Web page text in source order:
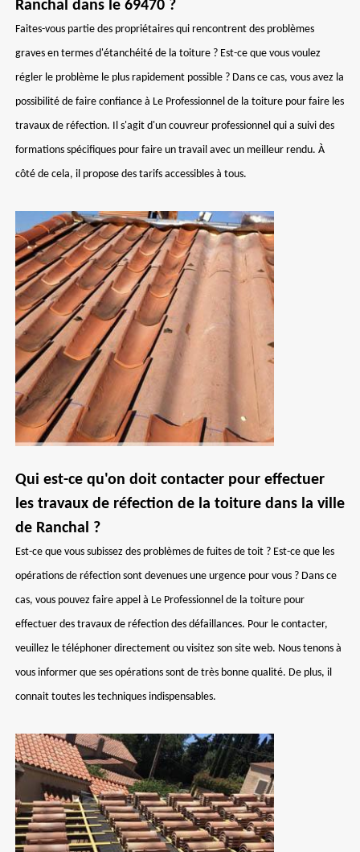
Ranchal dans le 69470 ?
Faites-vous partie des propriétaires qui rencontrent des problèmes
graves en termes d'étanchéité de la toiture ? Est-ce que vous voulez
régler le problème le plus rapidement possible ? Dans ce cas, vous avez la
possibilité de faire confiance à Le Professionnel de la toiture pour faire les
travaux de réfection. Il s'agit d'un couvreur professionnel qui a suivi des
formations spécifiques pour faire un travail avec un meilleur rendu. À
côté de cela, il propose des tarifs accessibles à tous.
Qui est-ce qu'on doit contacter pour effectuer
les travaux de réfection de la toiture dans la ville
de Ranchal ?
Est-ce que vous subissez des problèmes de fuites de toit ? Est-ce que les
opérations de réfection sont devenues une urgence pour vous ? Dans ce
cas, vous pouvez faire appel à Le Professionnel de la toiture pour
effectuer des travaux de réfection des défaillances. Pour le contacter,
veuillez le téléphoner directement ou visitez son site web. Nous tenons à
vous informer que ses opérations sont de très bonne qualité. De plus, il
connait toutes les techniques indispensables.